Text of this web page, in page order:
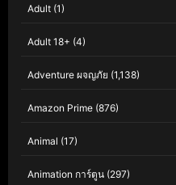
Adult (1)
Adult 18+ (4)
Adventure ผจญภัย (1,138)
Amazon Prime (876)
Animal (17)
Animation การ์ตูน (297)